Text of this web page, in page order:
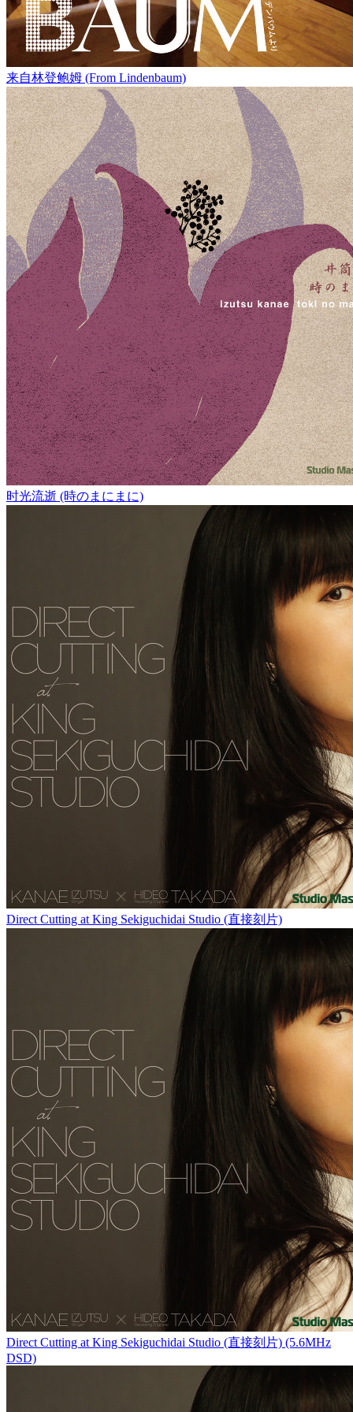
来自林登鲍姆 (From Lindenbaum)
时光流逝 (時のまにまに)
Direct Cutting at King Sekiguchidai Studio (直接刻片)
Direct Cutting at King Sekiguchidai Studio (直接刻片) (5.6MHz
DSD)